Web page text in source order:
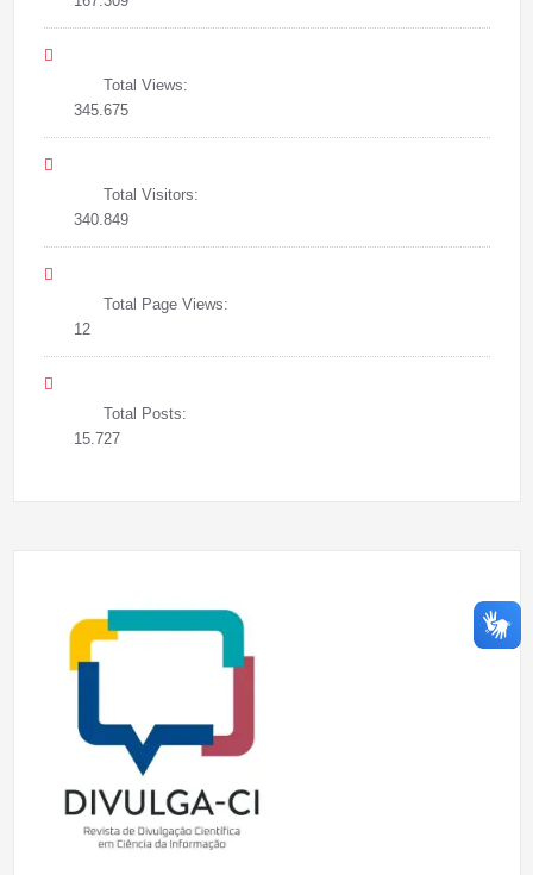
Total Views:
345.675
Total Visitors:
340.849
Total Page Views:
12
Total Posts:
15.727